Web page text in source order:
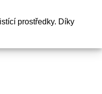
prostředky. Díky